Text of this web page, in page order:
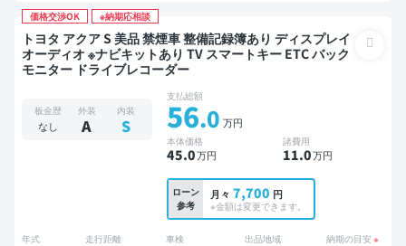
価格交渉OK ※納期応相談
トヨタ アクア S 美品 禁煙車 整備記録簿あり ディスプレイ
オーディオ ※ナビキットあり TV スマートキー ETC バック
モニター ドライブレコーダー
板金歴
なし
外装
A
内装
S
支払総額
56.0 万円
本体価格
45.0万円
諸費用
11.0万円
ローン
参考
月々 7,700 円
※金額は変更できます。
年式 走行距離 車検 出品地域 納期の目安 ※